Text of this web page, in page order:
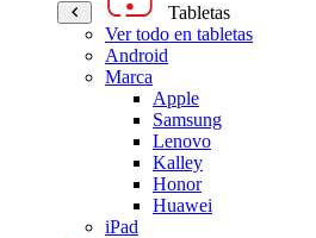
Tabletas
Ver todo en tabletas
Android
Marca
Apple
Samsung
Lenovo
Kalley
Honor
Huawei
iPad